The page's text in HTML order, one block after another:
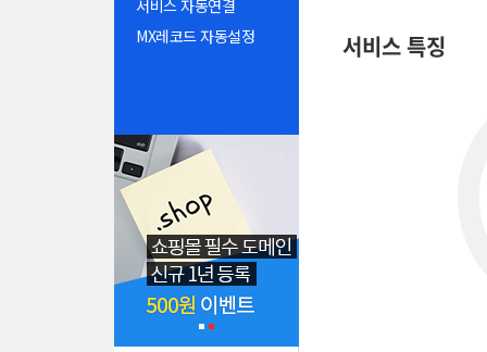
서비스 자동연결
MX레코드 자동설정
서비스 특징